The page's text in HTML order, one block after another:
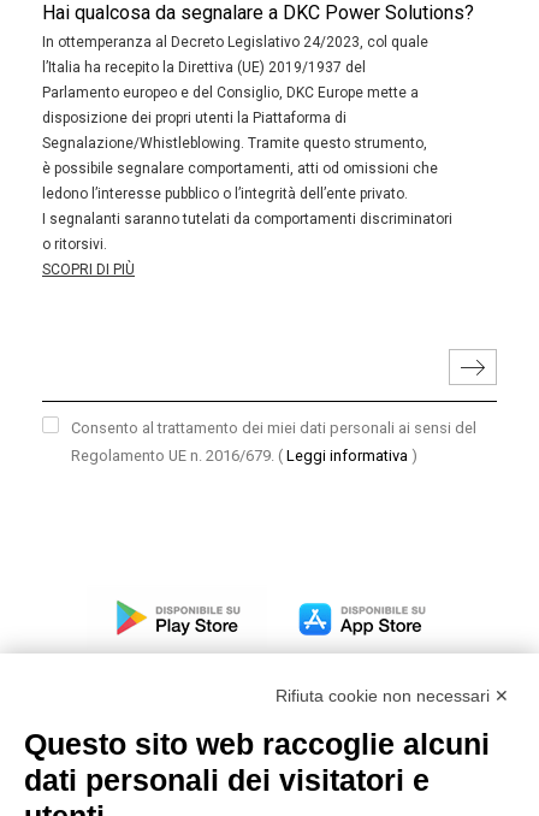
Hai qualcosa da segnalare a DKC Power Solutions?
In ottemperanza al Decreto Legislativo 24/2023, col quale
l’Italia ha recepito la Direttiva (UE) 2019/1937 del
Parlamento europeo e del Consiglio, DKC Europe mette a
disposizione dei propri utenti la Piattaforma di
Segnalazione/Whistleblowing. Tramite questo strumento,
è possibile segnalare comportamenti, atti od omissioni che
ledono l’interesse pubblico o l’integrità dell’ente privato.
I segnalanti saranno tutelati da comportamenti discriminatori
o ritorsivi.
SCOPRI DI PIÙ
Consento al trattamento dei miei dati personali ai sensi del
Regolamento UE n. 2016/679. ( Leggi informativa )
Modello organizzativo, gestione e controllo – D. lgs.
Rifiuta cookie non necessari ✕
Questo sito web raccoglie alcuni
dati personali dei visitatori e